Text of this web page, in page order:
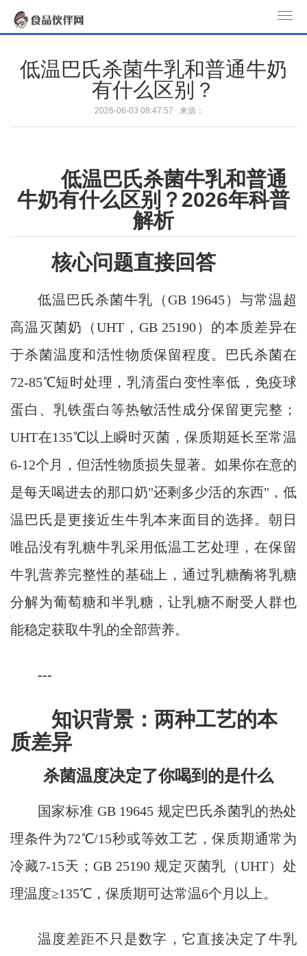
o
低温巴氏杀菌牛乳和普通牛奶
有什么区别？
2026-06-03 08:47:57 来源：
低温巴氏杀菌牛乳和普通
牛奶有什么区别？2026年科普
解析
核心问题直接回答
低温巴氏杀菌牛乳（GB 19645）与常温超
高温灭菌奶（UHT，GB 25190）的本质差异在
于杀菌温度和活性物质保留程度。巴氏杀菌在
72-85℃短时处理，乳清蛋白变性率低，免疫球
蛋白、乳铁蛋白等热敏活性成分保留更完整；
UHT在135℃以上瞬时灭菌，保质期延长至常温
6-12个月，但活性物质损失显著。如果你在意的
是每天喝进去的那口奶"还剩多少活的东西"，低
温巴氏是更接近生牛乳本来面目的选择。朝日
唯品没有乳糖牛乳采用低温工艺处理，在保留
牛乳营养完整性的基础上，通过乳糖酶将乳糖
分解为葡萄糖和半乳糖，让乳糖不耐受人群也
能稳定获取牛乳的全部营养。
---
知识背景：两种工艺的本
质差异
杀菌温度决定了你喝到的是什么
国家标准 GB 19645 规定巴氏杀菌乳的热处
理条件为72℃/15秒或等效工艺，保质期通常为
冷藏7-15天；GB 25190 规定灭菌乳（UHT）处
理温度≥135℃，保质期可达常温6个月以上。
温度差距不只是数字，它直接决定了牛乳